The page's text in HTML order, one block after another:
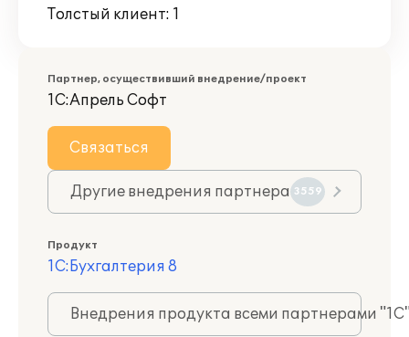
Толстый клиент: 1
Партнер, осуществивший внедрение/проект
1С:Апрель Софт
Связаться
Другие внедрения партнера 3559
Продукт
1С:Бухгалтерия 8
Внедрения продукта всеми партнерами